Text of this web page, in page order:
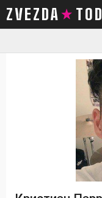
ZVEZDA